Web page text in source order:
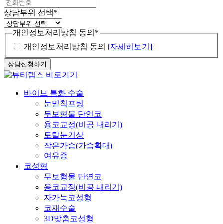
상담부위 선택*
개인정보처리방침 동의 *
개인정보처리방침 동의 [자세히보기]
Close
바이브 특화 수술
눈밑칙프팅
무보형물 단연코
용코교정(비공 내리기)
토탈눈거상
작은가슴(가슴확대)
여유증
코성형
무보형물 단연코
용코교정(비공 내리기)
자가늑코성형
코재수술
3D맞춤코성형